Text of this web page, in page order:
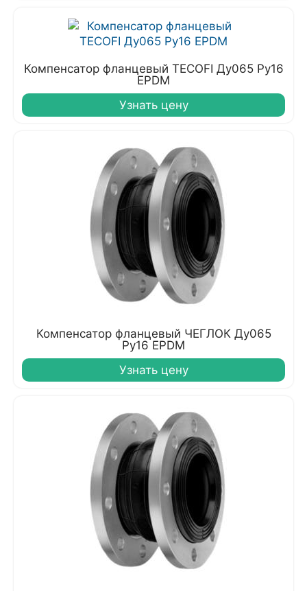
Компенсатор фланцевый TECOFI Ду065 Ру16
EPDM
Узнать цену
Компенсатор фланцевый ЧЕГЛОК Ду065
Ру16 EPDM
Узнать цену